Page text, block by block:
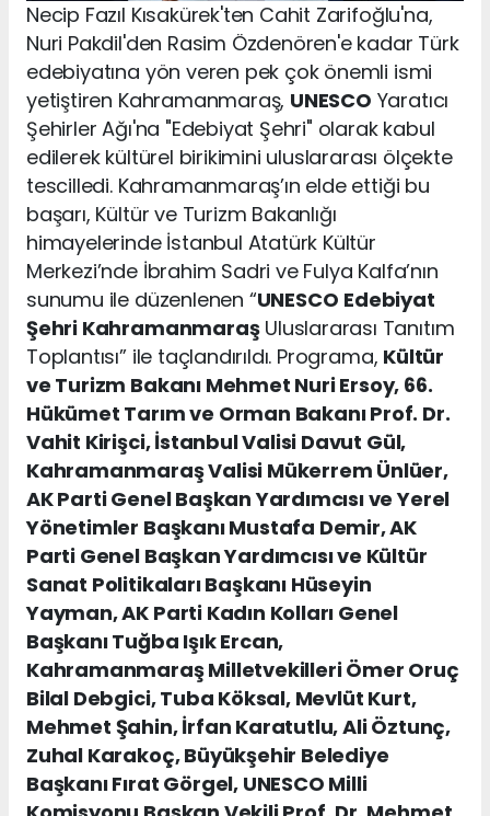
Necip Fazıl Kısakürek'ten Cahit Zarifoğlu'na,
Nuri Pakdil'den Rasim Özdenören'e kadar Türk
edebiyatına yön veren pek çok önemli ismi
yetiştiren Kahramanmaraş, UNESCO Yaratıcı
Şehirler Ağı'na "Edebiyat Şehri" olarak kabul
edilerek kültürel birikimini uluslararası ölçekte
tescilledi. Kahramanmaraş’ın elde ettiği bu
başarı, Kültür ve Turizm Bakanlığı
himayelerinde İstanbul Atatürk Kültür
Merkezi’nde İbrahim Sadri ve Fulya Kalfa’nın
sunumu ile düzenlenen “UNESCO Edebiyat
Şehri KahramanmaraşUluslararası Tanıtım
Toplantısı” ile taçlandırıldı. Programa, Kültür
ve Turizm Bakanı Mehmet Nuri Ersoy, 66.
Hükümet Tarım ve Orman Bakanı Prof. Dr.
Vahit Kirişci, İstanbul Valisi Davut Gül,
Kahramanmaraş Valisi Mükerrem Ünlüer,
AK Parti Genel Başkan Yardımcısı ve Yerel
Yönetimler Başkanı Mustafa Demir, AK
Parti Genel Başkan Yardımcısı ve Kültür
Sanat Politikaları Başkanı Hüseyin
Yayman, AK Parti Kadın Kolları Genel
Başkanı Tuğba Işık Ercan,
Kahramanmaraş Milletvekilleri Ömer Oruç
Bilal Debgici, Tuba Köksal, Mevlüt Kurt,
Mehmet Şahin, İrfan Karatutlu, Ali Öztunç,
Zuhal Karakoç, Büyükşehir Belediye
Başkanı Fırat Görgel, UNESCO Milli